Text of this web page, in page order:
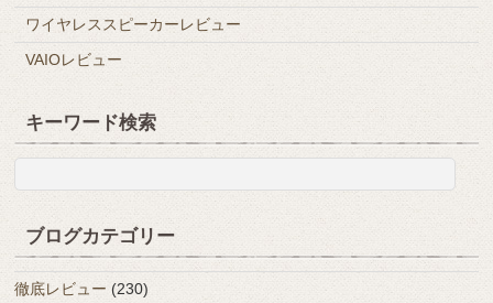
ワイヤレススピーカーレビュー
VAIOレビュー
キーワード検索
ブログカテゴリー
徹底レビュー (230)